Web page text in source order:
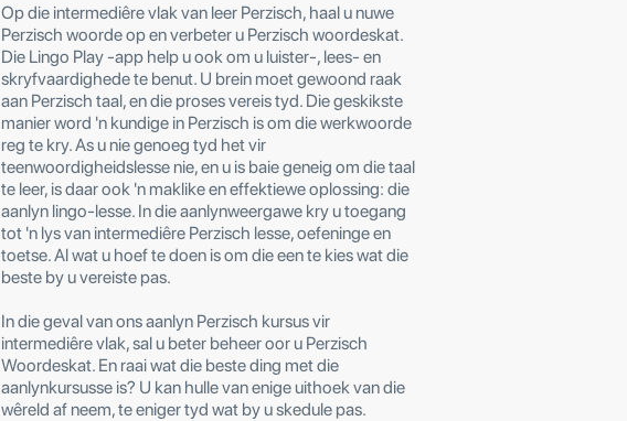
Op die intermediêre vlak van leer Perzisch, haal u nuwe
Perzisch woorde op en verbeter u Perzisch woordeskat.
Die Lingo Play -app help u ook om u luister-, lees- en
skryfvaardighede te benut. U brein moet gewoond raak
aan Perzisch taal, en die proses vereis tyd. Die geskikste
manier word 'n kundige in Perzisch is om die werkwoorde
reg te kry. As u nie genoeg tyd het vir
teenwoordigheidslesse nie, en u is baie geneig om die taal
te leer, is daar ook 'n maklike en effektiewe oplossing: die
aanlyn lingo-lesse. In die aanlynweergawe kry u toegang
tot 'n lys van intermediêre Perzisch lesse, oefeninge en
toetse. Al wat u hoef te doen is om die een te kies wat die
beste by u vereiste pas.
In die geval van ons aanlyn Perzisch kursus vir
intermediêre vlak, sal u beter beheer oor u Perzisch
Woordeskat. En raai wat die beste ding met die
aanlynkursusse is? U kan hulle van enige uithoek van die
wêreld af neem, te eniger tyd wat by u skedule pas.